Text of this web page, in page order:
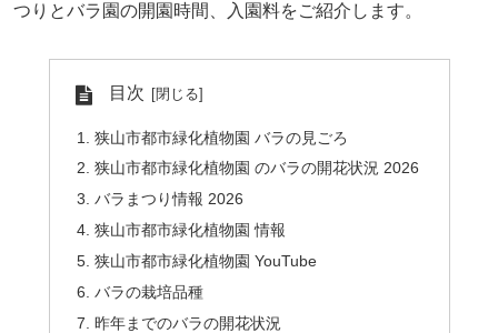
つりとバラ園の開園時間、入園料をご紹介します。
目次
狭山市都市緑化植物園 バラの見ごろ
狭山市都市緑化植物園 のバラの開花状況 2026
バラまつり情報 2026
狭山市都市緑化植物園 情報
狭山市都市緑化植物園 YouTube
バラの栽培品種
昨年までのバラの開花状況